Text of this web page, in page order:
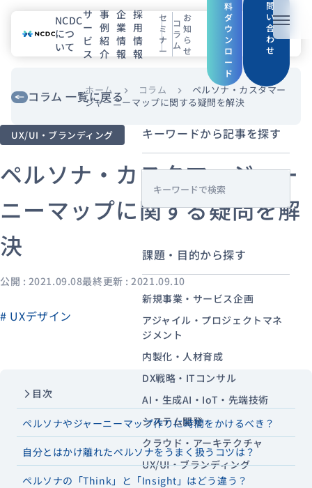
メニュ
NCDCについて
企業情報
セミナー
エンジニアブログ（Zenn）
お役立ち情報（PJ Insight）
お問い合わせ
NCDC
につ
いて
サ
ー
ビ
ス
事
例
紹
介
企
業
情
報
採
用
情
報
セ
ミ
ナ
ー
コ
ラ
ム
お
知
ら
せ
料
ダ
ウ
ン
ロ
ー
ド
問
い
合
わ
せ
コラム 一覧に戻る
ホーム chevron_right コラム chevron_right
ペルソナ・カスタマー
ジャーニーマップに関する疑問を解決
UX/UI・ブランディング
ペルソナ・カスタマージャー
ニーマップに関する疑問を解
決
公開 : 2021.09.08最終更新 : 2021.09.10
# UXデザイン
目次
ペルソナやジャーニーマップ作りに時間をかけるべき？
自分とはかけ離れたペルソナをうまく扱うコツは？
ペルソナの「Think」と「Insight」はどう違う？
キーワードから記事を探す
e
a
h
課題・目的から探す
新規事業・サービス企画
アジャイル・プロジェクトマネ
ジメント
内製化・人材育成
DX戦略・ITコンサル
AI・生成AI・IoT・先端技術
システム開発
クラウド・アーキテクチャ
UX/UI・ブランディング